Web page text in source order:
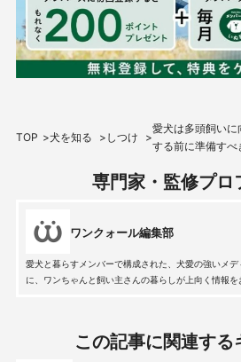
TOP 犬を知る しつけ
愛犬は多頭飼い
する前に準備すべ
専門家・監修プロ
ワンクォール編集部
愛犬と暮らすメンバーで構成された、犬愛の強いメ
に、ワンちゃんと飼い主さんの暮らしが上向く情報
この記事に関連する